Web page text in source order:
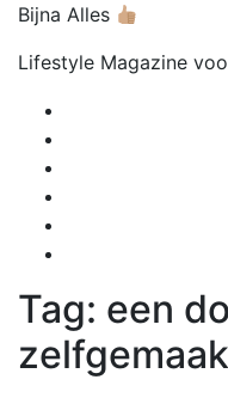
Skip
content
Bijna Alles
Lifestyle Magazine
Tag: een